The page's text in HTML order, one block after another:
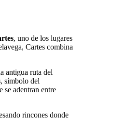
, uno de los lugares
Cartes combina
antigua ruta del
, símbolo del
se adentran entre
rincones donde